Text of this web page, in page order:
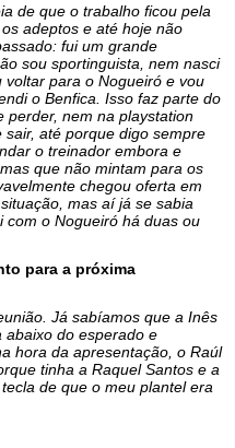
de que o trabalho ficou pela
adeptos e até hoje não
fui um grande
sou sportinguista, nem nasci
voltar para o Nogueiró e vou
o Benfica. Isso faz parte do
perder, nem na playstation
até porque digo sempre
o treinador embora e
que não mintam para os
chegou oferta em
mas aí já se sabia
com o Nogueiró há duas ou
para a próxima
Já sabíamos que a Inês
abaixo do esperado e
hora da apresentação, o Raúl
tinha a Raquel Santos e a
de que o meu plantel era